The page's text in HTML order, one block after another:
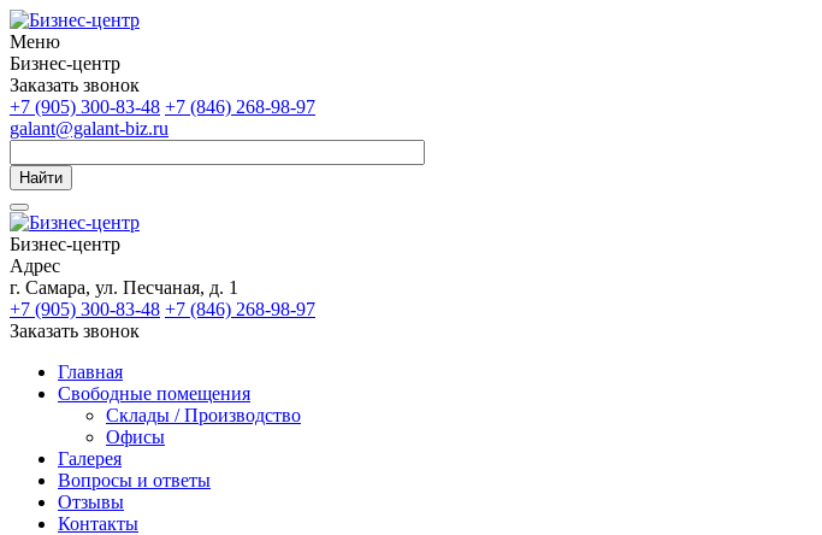
Меню
Бизнес-центр
Заказать звонок
+7 (905) 300-83-48 +7 (846) 268-98-97
galant@galant-biz.ru
Найти
Бизнес-центр
Адрес
г. Самара, ул. Песчаная, д. 1
+7 (905) 300-83-48 +7 (846) 268-98-97
Заказать звонок
Главная
Свободные помещения
Склады / Производство
Офисы
Галерея
Вопросы и ответы
Отзывы
Контакты